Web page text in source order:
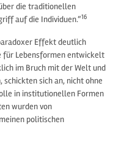
die traditionellen
auf die Individuen.“16
Effekt deutlich
für Lebensformen entwickelt
im Bruch mit der Welt und
sich an, nicht ohne
in institutionellen Formen
wurden von
politischen